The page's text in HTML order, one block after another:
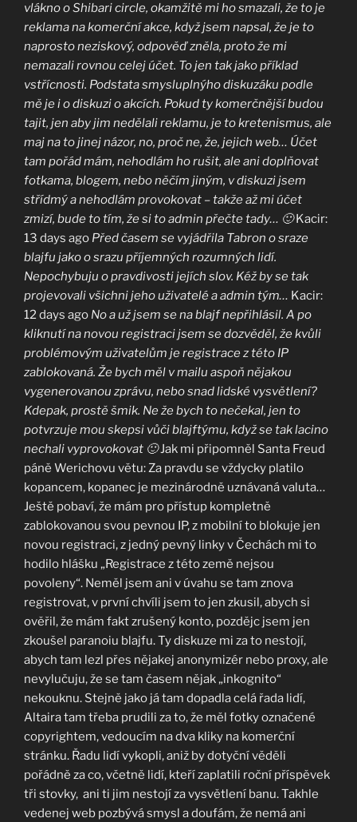
vlákno o Shibari circle, okamžitě mi ho smazali, že to je
reklama na komerční akce, když jsem napsal, že je to
naprosto neziskový, odpověď zněla, proto že mi
nemazali rovnou celej účet. To jen tak jako příklad
vstřícnosti. Podstata smysluplnýho diskuzáku podle
mě je i o diskuzi o akcích. Pokud ty komerčnější budou
tajit, jen aby jim nedělali reklamu, je to kretenismus, ale
maj na to jinej názor, no, proč ne, že, jejich web… Účet
tam pořád mám, nehodlám ho rušit, ale ani doplňovat
fotkama, blogem, nebo něčím jiným, v diskuzi jsem
střídmý a nehodlám provokovat – takže až mi účet
zmizí, bude to tím, že si to admin přečte tady… 🙂Kacir:
13 days ago Před časem se vyjádřila Tabron o sraze
blajfu jako o srazu příjemných rozumných lidí.
Nepochybuju o pravdivosti jejích slov. Kéž by se tak
projevovali všichni jeho uživatelé a admin tým… Kacir:
12 days ago No a už jsem se na blajf nepřihlásil. A po
kliknutí na novou registraci jsem se dozvěděl, že kvůli
problémovým uživatelům je registrace z této IP
zablokovaná. Že bych měl v mailu aspoň nějakou
vygenerovanou zprávu, nebo snad lidské vysvětlení?
Kdepak, prostě šmik. Ne že bych to nečekal, jen to
potvrzuje mou skepsi vůči blajftýmu, když se tak lacino
nechali vyprovokovat 🙂Jak mi připomněl Santa Freud
páně Werichovu větu: Za pravdu se vždycky platilo
kopancem, kopanec je mezinárodně uznávaná valuta…
Ještě pobaví, že mám pro přístup kompletně
zablokovanou svou pevnou IP, z mobilní to blokuje jen
novou registraci, z jedný pevný linky v Čechách mi to
hodilo hlášku „Registrace z této země nejsou
povoleny“. Neměl jsem ani v úvahu se tam znova
registrovat, v první chvíli jsem to jen zkusil, abych si
ověřil, že mám fakt zrušený konto, pozdějc jsem jen
zkoušel paranoiu blajfu. Ty diskuze mi za to nestojí,
abych tam lezl přes nějakej anonymizér nebo proxy, ale
nevylučuju, že se tam časem nějak „inkognito“
nekouknu. Stejně jako já tam dopadla celá řada lidí,
Altaira tam třeba prudili za to, že měl fotky označené
copyrightem, vedoucím na dva kliky na komerční
stránku. Řadu lidí vykopli, aniž by dotyční věděli
pořádně za co, včetně lidí, kteří zaplatili roční příspěvek
tři stovky, ani ti jim nestojí za vysvětlení banu. Takhle
vedenej web pozbývá smysl a doufám, že nemá ani